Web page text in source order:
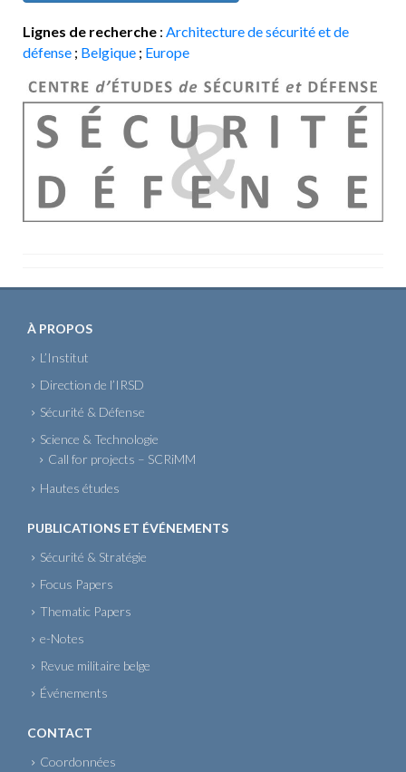
Lignes de recherche : Architecture de sécurité et de
défense ; Belgique ; Europe
À PROPOS
L’Institut
Direction de l’IRSD
Sécurité & Défense
Science & Technologie
Call for projects – SCRiMM
Hautes études
PUBLICATIONS ET ÉVÉNEMENTS
Sécurité & Stratégie
Focus Papers
Thematic Papers
e-Notes
Revue militaire belge
Événements
CONTACT
Coordonnées